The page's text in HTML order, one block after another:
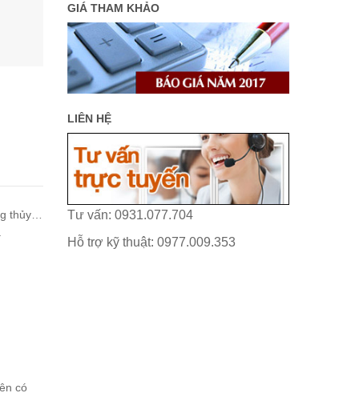
thủy…
có
GIÁ THAM KHẢO
LIÊN HỆ
Tư vấn: 0931.077.704
Hỗ trợ kỹ thuật: 0977.009.353